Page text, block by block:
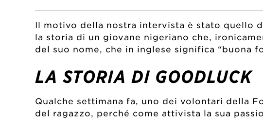
Il motivo della nostra intervista è stato quello
la storia di un giovane nigeriano che,
del suo nome, che in inglese significa “buona
LA STORIA DI GOODLUCK
Qualche settimana fa, uno dei volontari della
del ragazzo, perché come attivista la sua